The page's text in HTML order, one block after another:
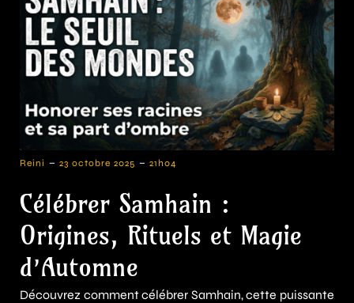
Reini - 23 octobre 2025 - 21h04
Célébrer Samhain :
Origines, Rituels et Magie
d’Automne
Découvrez comment célébrer Samhain, cette puissante